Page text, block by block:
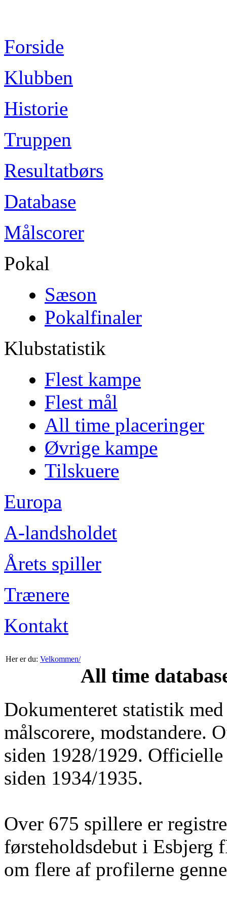
Forside
Klubben
Historie
Truppen
Resultatbørs
Database
Målscorer
Pokal
Sæson
Pokalfinaler
Klubstatistik
Flest kampe
Flest mål
All time placeringer
Øvrige kampe
Tilskuere
Europa
A-landsholdet
Årets spiller
Trænere
Kontakt
Her er du: Velkommen/
All time
Dokumenteret statistik
målscorere, modstandere.
siden 1928/1929.
siden 1934/1935.
Over 675 spillere er
førsteholdsdebut i Esbjerg
om flere af profilerne